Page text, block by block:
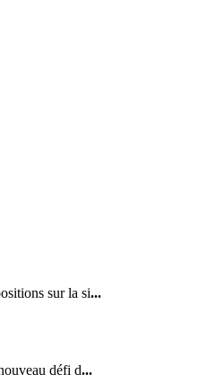
sur la si...
défi d...